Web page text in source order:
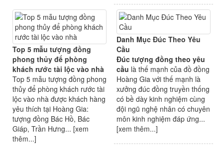
Top 5 mẫu tượng đồng
phong thủy để phòng
khách rước tài lộc vào nhà
Top 5 mẫu tượng đồng phong
thủy để phòng khách rước tài
lộc vào nhà được khách hàng
yêu thích tại Hoàng Gia:
tượng đồng Bác Hồ, Bác
Giáp, Trần Hưng... [xem
thêm...]
Danh Mục Đúc Theo Yêu
Cầu
Đúc tượng đồng theo yêu
cầu là thế mạnh của đồ đồng
Hoàng Gia với thế mạnh là
xưởng đúc đồng truyền thống
có bề dày kinh nghiệm cùng
đội ngũ nghệ nhân có chuyên
môn kinh nghiệm đáp ứng...
[xem thêm...]